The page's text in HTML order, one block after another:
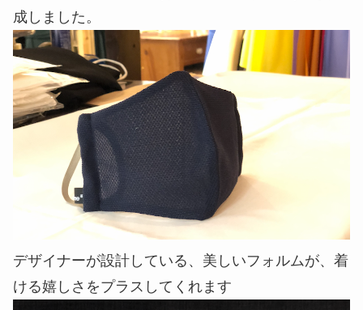
成しました。
デザイナーが設計している、美しいフォルムが、着
ける嬉しさをプラスしてくれます